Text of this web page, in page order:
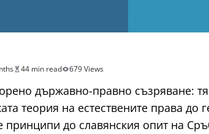
44 min read 679 Views
държавно-правно съзряване: тя
теория на естествените права до
принципи до славянския опит на